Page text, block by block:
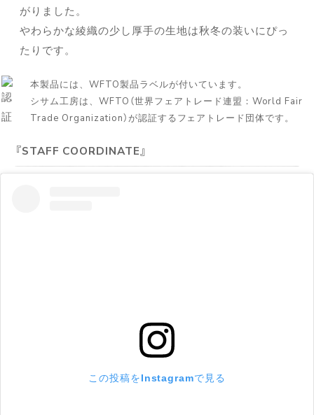
がりました。
やわらかな綾織の少し厚手の生地は秋冬の装いにぴっ
たりです。
本製品には、WFTO製品ラベルが付いています。
シサム工房は、WFTO（世界フェアトレード連盟：World Fair
Trade Organization）が認証するフェアトレード団体です。
STAFF COORDINATE
この投稿をInstagramで見る